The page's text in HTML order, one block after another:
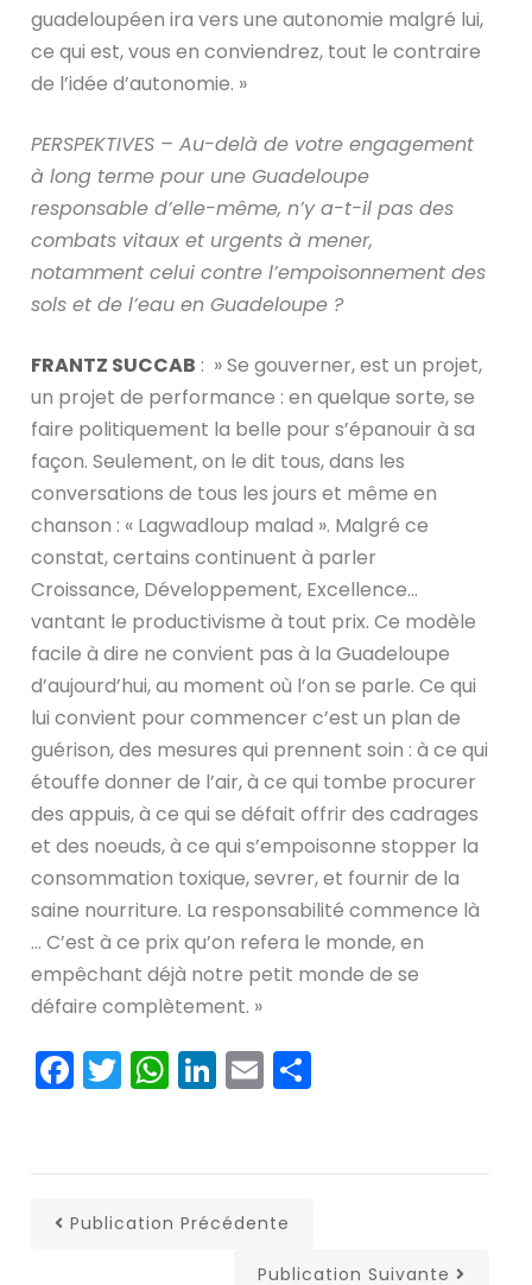
guadeloupéen ira vers une autonomie malgré lui,
ce qui est, vous en conviendrez, tout le contraire
de l’idée d’autonomie. »
PERSPEKTIVES – Au-delà de votre engagement
à long terme pour une Guadeloupe
responsable d’elle-même, n’y a-t-il pas des
combats vitaux et urgents à mener,
notamment celui contre l’empoisonnement des
sols et de l’eau en Guadeloupe ?
FRANTZ SUCCAB : » Se gouverner, est un projet,
un projet de performance : en quelque sorte, se
faire politiquement la belle pour s’épanouir à sa
façon. Seulement, on le dit tous, dans les
conversations de tous les jours et même en
chanson : « Lagwadloup malad ». Malgré ce
constat, certains continuent à parler
Croissance, Développement, Excellence…
vantant le productivisme à tout prix. Ce modèle
facile à dire ne convient pas à la Guadeloupe
d’aujourd’hui, au moment où l’on se parle. Ce qui
lui convient pour commencer c’est un plan de
guérison, des mesures qui prennent soin : à ce qui
étouffe donner de l’air, à ce qui tombe procurer
des appuis, à ce qui se défait offrir des cadrages
et des noeuds, à ce qui s’empoisonne stopper la
consommation toxique, sevrer, et fournir de la
saine nourriture. La responsabilité commence là
… C’est à ce prix qu’on refera le monde, en
empêchant déjà notre petit monde de se
défaire complètement. »
Facebook
Twitter
WhatsApp
LinkedIn
Email
Publication Précédente
Publication Suivante